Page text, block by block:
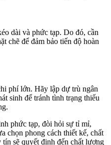
dài và phức tạp. Do đó, cần
chẽ để đảm bảo tiến độ hoàn
phí lớn. Hãy lập dự trù ngân
sinh để tránh tình trạng thiếu
phức tạp, đòi hỏi sự tỉ mỉ,
chọn phong cách thiết kế, chất
sẽ quyết định đến chất lượng